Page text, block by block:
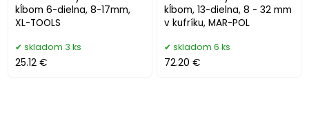
kĺbom 6-dielna, 8-17mm,
XL-TOOLS
skladom 3 ks
25.12 €
kĺbom, 13-dielna, 8 - 32 mm
v kufríku, MAR-POL
skladom 6 ks
72.20 €